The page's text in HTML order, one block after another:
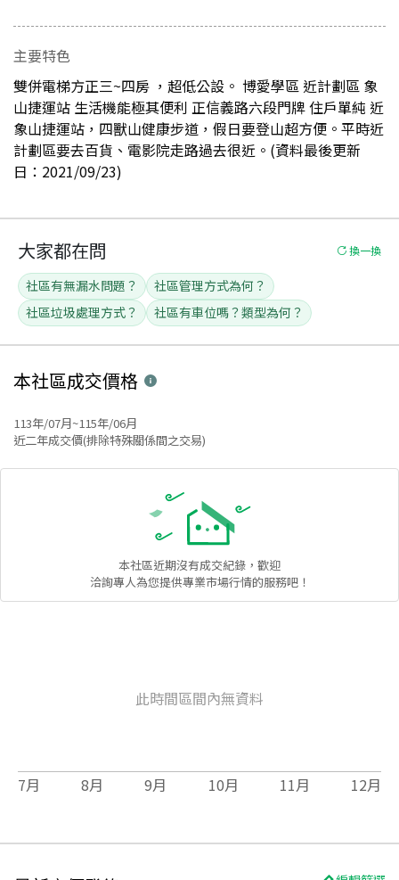
主要特色
雙併電梯方正三~四房 ，超低公設。 博愛學區 近計劃區 象
山捷運站 生活機能極其便利 正信義路六段門牌 住戶單純 近
象山捷運站，四獸山健康步道，假日要登山超方便。平時近
計劃區要去百貨、電影院走路過去很近。(資料最後更新
日：2021/09/23)
大家都在問 換一換
社區有無漏水問題？
社區管理方式為何？
社區垃圾處理方式？
社區有車位嗎？類型為何？
本社區成交價格
113年/07月~115年/06月
近二年成交價(排除特殊關係間之交易)
本社區近期沒有成交紀錄，歡迎
洽詢專人為您提供專業市場行情的服務吧！
此時間區間內無資料
7月 8月 9月 10月 11月 12月